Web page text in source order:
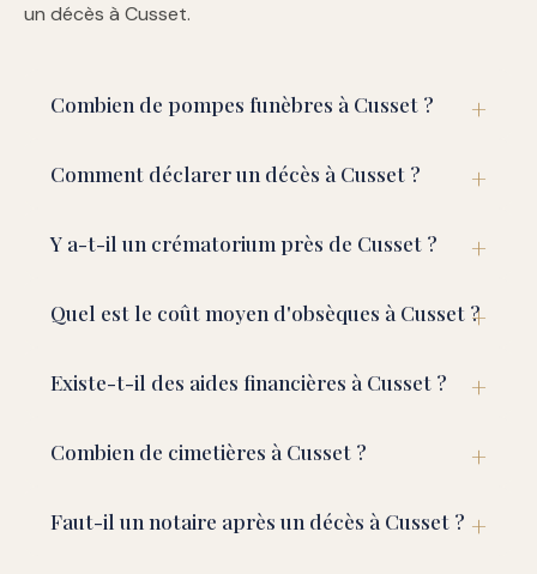
un décès à Cusset.
Combien de pompes funèbres à Cusset ?
Comment déclarer un décès à Cusset ?
Y a-t-il un crématorium près de Cusset ?
Quel est le coût moyen d'obsèques à Cusset ?
Existe-t-il des aides financières à Cusset ?
Combien de cimetières à Cusset ?
Faut-il un notaire après un décès à Cusset ?